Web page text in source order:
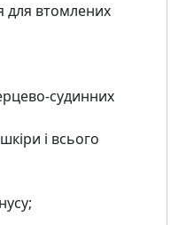
для втомлених
судинних
і всього